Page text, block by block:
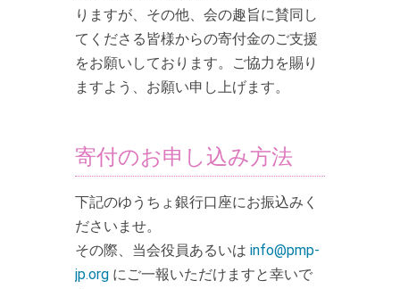
りますが、その他、会の趣旨に賛同し
てくださる皆様からの寄付金のご支援
をお願いしております。ご協力を賜り
ますよう、お願い申し上げます。
寄付のお申し込み方法
下記のゆうちょ銀行口座にお振込みく
ださいませ。
その際、当会役員あるいは info@pmp-
jp.org にご一報いただけますと幸いで